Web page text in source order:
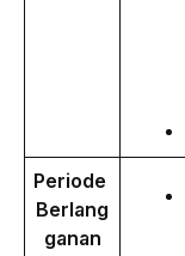
Periode
Berlang
ganan